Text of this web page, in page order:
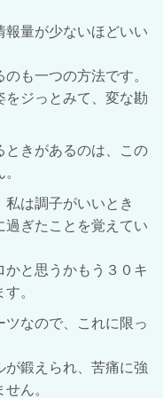
報量が少ないほどいい
も一つの方法です。
をジっとみて、変な勘
ときがあるのは、この
は調子がいいとき
過ぎたことを覚えてい
と思うかもう３０キ
。
なので、これに限っ
鍛えられ、苦痛に強
ん。